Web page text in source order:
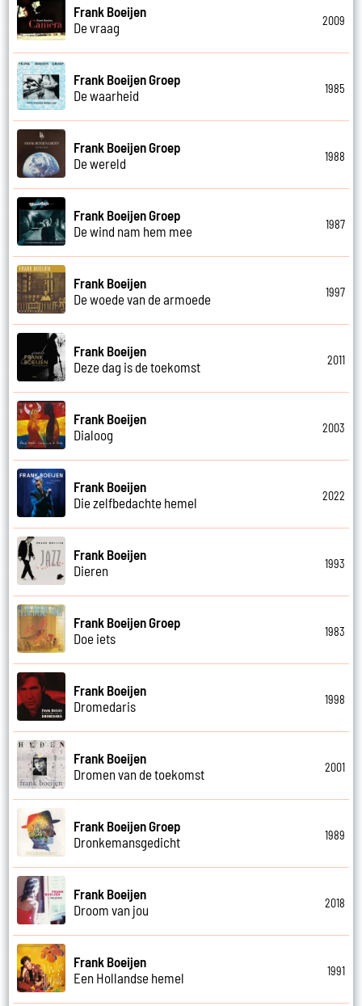
Frank Boeijen
De vraag
2009
Frank Boeijen Groep
De waarheid
1985
Frank Boeijen Groep
De wereld
1988
Frank Boeijen Groep
De wind nam hem mee
1987
Frank Boeijen
De woede van de armoede
1997
Frank Boeijen
Deze dag is de toekomst
2011
Frank Boeijen
Dialoog
2003
Frank Boeijen
Die zelfbedachte hemel
2022
Frank Boeijen
Dieren
1993
Frank Boeijen Groep
Doe iets
1983
Frank Boeijen
Dromedaris
1998
Frank Boeijen
Dromen van de toekomst
2001
Frank Boeijen Groep
Dronkemansgedicht
1989
Frank Boeijen
Droom van jou
2018
Frank Boeijen
Een Hollandse hemel
1991